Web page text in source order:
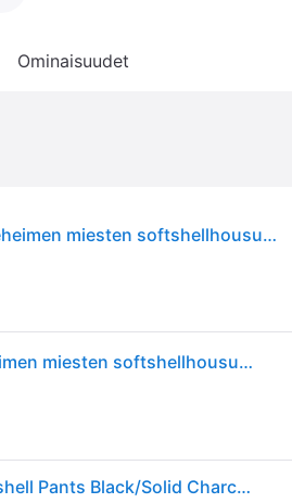
Ominaisuudet
Bergans of Norway Bergans Breheimen miesten softshellhousut, musta/tummanharmaa
Bergans of Norway Bergans Breheimen miesten softshellhousut, musta/tummanharmaa
Bergans Women's Breheimen Softshell Pants Black/Solid Charcoal - XS